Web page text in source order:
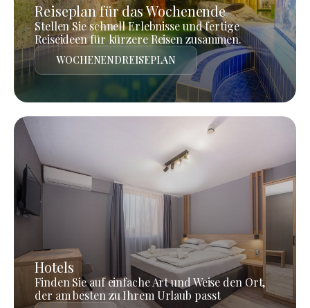
Reiseplan für das Wochenende
Stellen Sie schnell Erlebnisse und fertige
Reiseideen für kürzere Reisen zusammen.
WOCHENENDREISEPLAN
Hotels
Finden Sie auf einfache Art und Weise den Ort,
der am besten zu Ihrem Urlaub passt